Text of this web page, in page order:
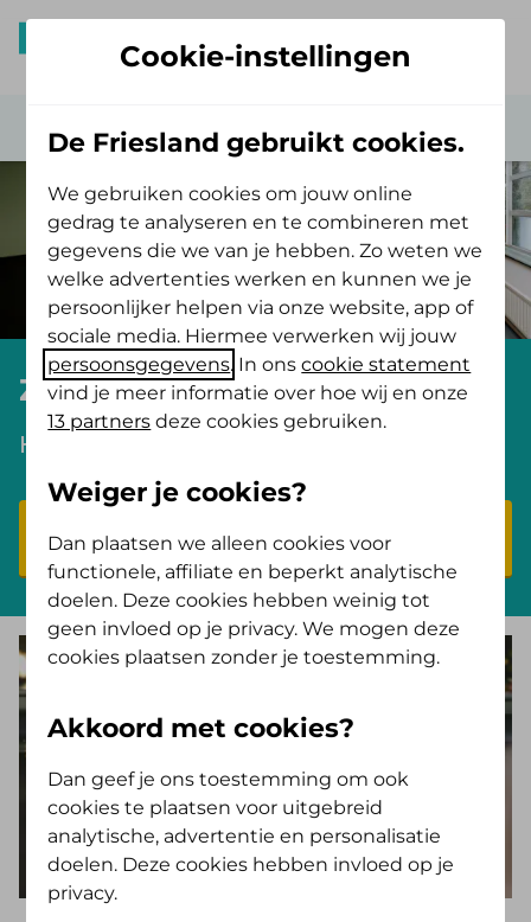
Zorginkoopbeleid
Het zorginkoopbeleid staat voor u klaar.
Naar Zorginkoopbeleid
Cookie-instellingen
De Friesland gebruikt cookies.
We gebruiken cookies om jouw online
gedrag te analyseren en te combineren met
gegevens die we van je hebben. Zo weten we
welke advertenties werken en kunnen we je
persoonlijker helpen via onze website, app of
sociale media. Hiermee verwerken wij jouw
persoonsgegevens. In onscookie statement
vind je meer informatie over hoe wij en onze
13 partners deze cookies gebruiken.
Weiger je cookies?
Dan plaatsen we alleen cookies voor
functionele, affiliate en beperkt analytische
doelen. Deze cookies hebben weinig tot
geen invloed op je privacy. We mogen deze
cookies plaatsen zonder je toestemming.
Akkoord met cookies?
Dan geef je ons toestemming om ook
cookies te plaatsen voor uitgebreid
analytische, advertentie en personalisatie
doelen. Deze cookies hebben invloed op je
privacy.